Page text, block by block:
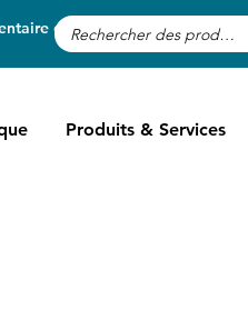
des chevaux
Produits & Services